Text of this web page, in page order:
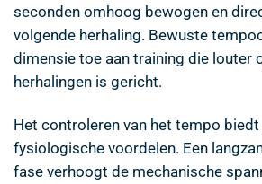
seconden omhoog bewogen en
volgende herhaling. Bewuste
dimensie toe aan training die louter
herhalingen is gericht.
Het controleren van het tempo
fysiologische voordelen. Een
fase verhoogt de mechanische